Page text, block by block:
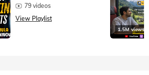
79 videos
View Playlist
1.5M views